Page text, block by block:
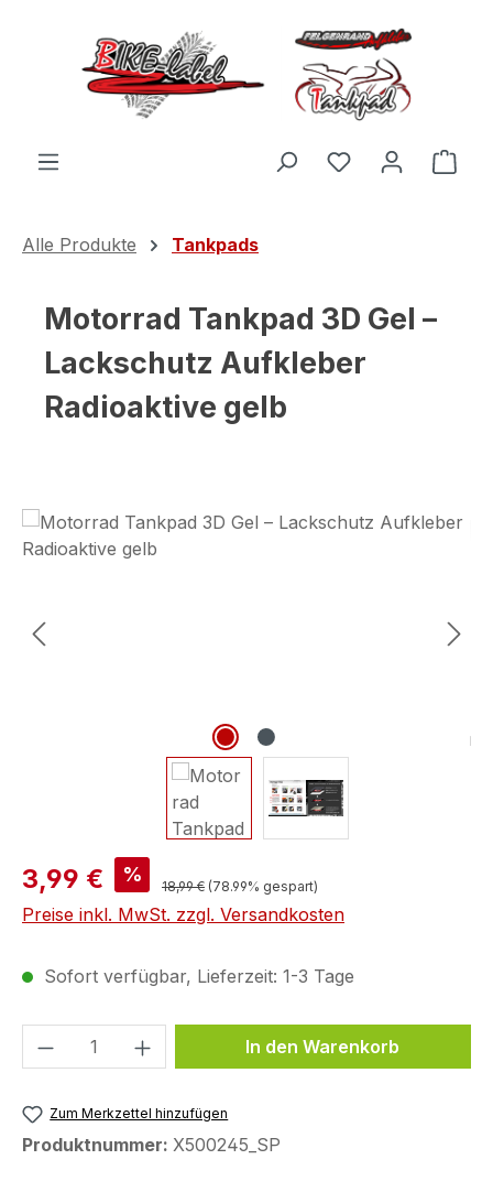
Zum Hauptinhalt springen
Du hast 0
Alle Produkte Tankpads
Motorrad Tankpad 3D Gel –
Lackschutz Aufkleber
Radioaktive gelb
Bildergalerie überspringen
3,99 € %
18,99 € (78.99% gespart)
Preise inkl. MwSt. zzgl. Versandkosten
Sofort verfügbar, Lieferzeit: 1-3 Tage
Produkt Anzahl: Gib denIn den Warenkorb
Zum Merkzettel hinzufügen
Produktnummer: X500245_SP